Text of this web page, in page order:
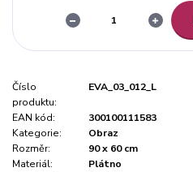
Číslo
produktu:
EVA_03_012_L
EAN kód:
300100111583
Kategorie:
Obraz
Rozměr:
90 x 60 cm
Materiál:
Plátno